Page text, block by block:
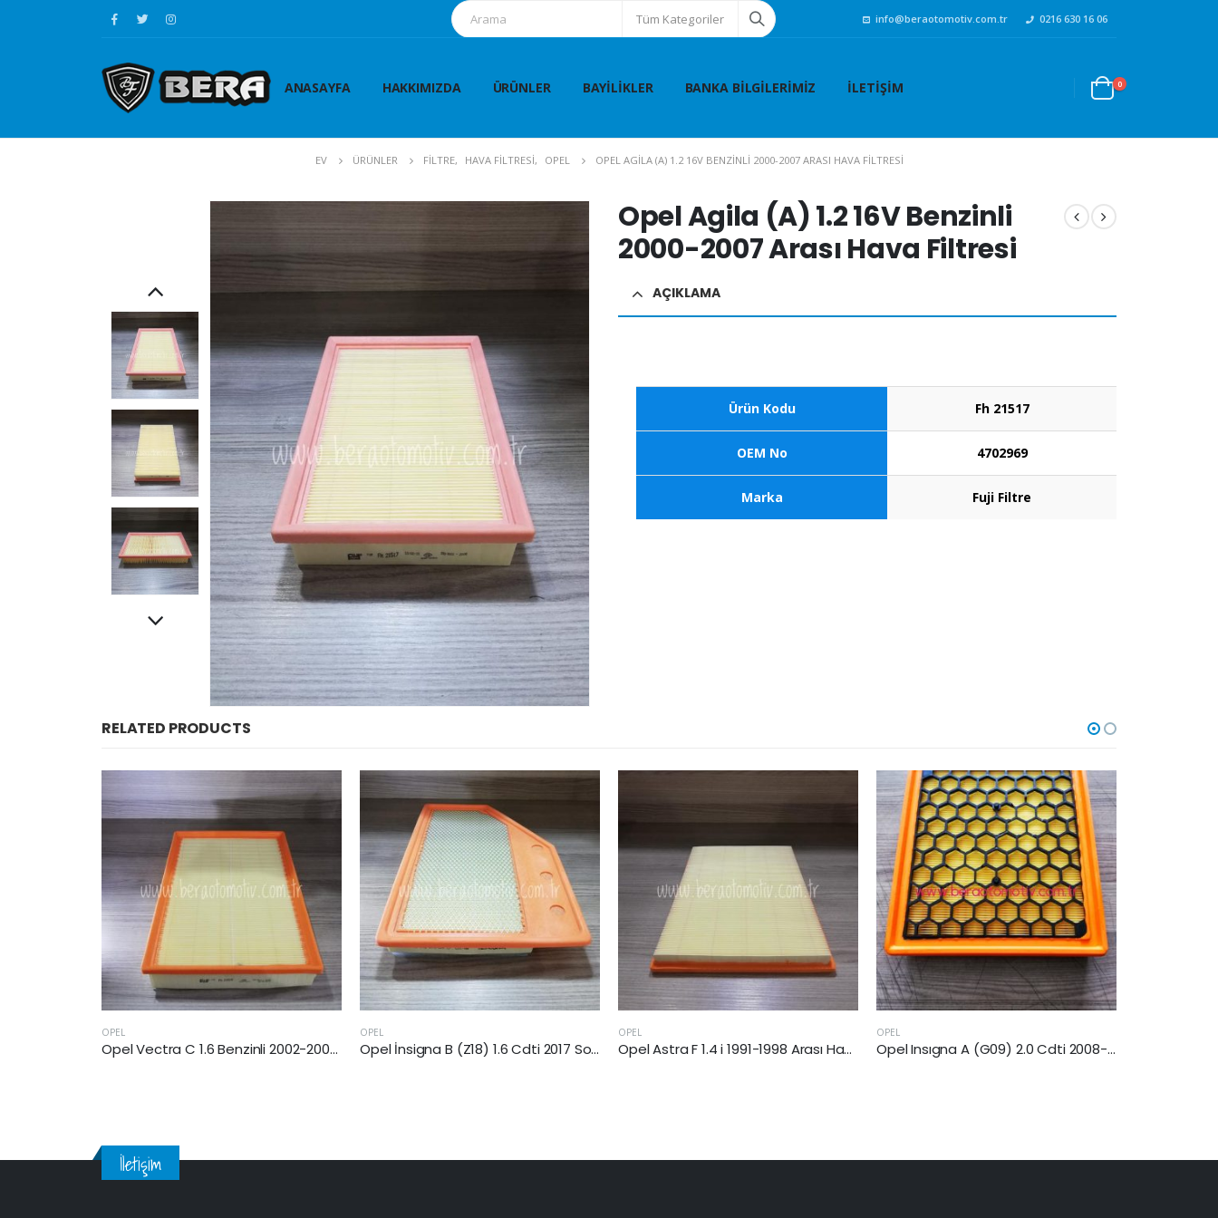
Tüm Kategoriler info@beraotomotiv.com.tr 0216 630 16 06
ANASAYFA HAKKIMIZDA ÜRÜNLER BAYILIKLER BANKA BILGILERIMIZ İLETIŞIM 0
EV ÜRÜNLER FİLTRE, HAVA FİLTRESİ, OPEL OPEL AGILA (A) 1.2 16V BENZINLI 2000-2007 ARASI HAVA FILTRESI
Opel Agila (A) 1.2 16V Benzinli
2000-2007 Arası Hava Filtresi
AÇIKLAMA
Ürün Kodu Fh 21517
OEM No 4702969
Marka Fuji Filtre
RELATED PRODUCTS
OPEL
Opel İnsigna B (Z18) 1.6 Cdti 2017 Sonrası Hava Filtresi
OPEL
Opel Astra F 1.4 i 1991-1998 Arası Hava Filtresi
OPEL OPEL
Opel Astra J (P10) 1.3 Cdti 2009-2015 Arası Hava Filtresi
İletişim